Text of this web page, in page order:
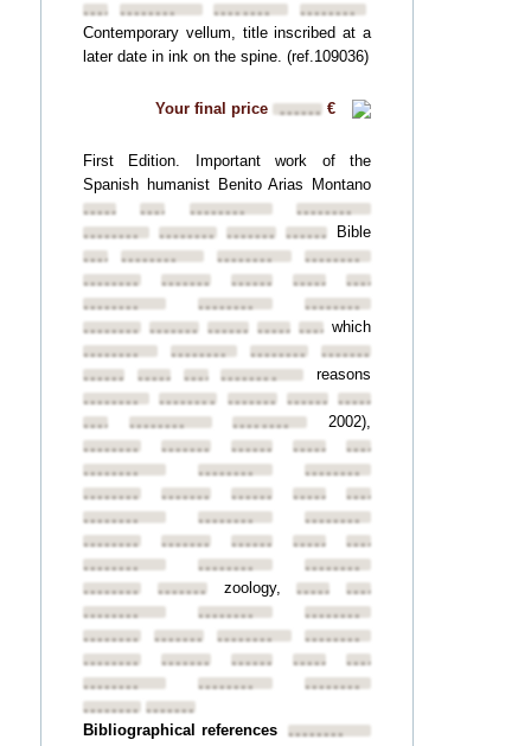
•••••••••••••••• ••••••••
••••••••
Contemporary vellum, title inscribed at a
later date in ink on the spine. (ref.109036)
Your final price •••••• €
First Edition. Important work of the
Spanish humanist Benito Arias Montano
••••••••••••••••••••••••
••••••••
••••••••
•••••••• •••••••• ••••••••Bible
•••••••••••••••• ••••••••
••••••••
••••••••
•••••••• •••••••• ••••••••••••••••
••••••••
••••••••
••••••••
•••••••• •••••••• ••••••••••••••••••••••••
which
••••••••
•••••••• ••••••••
••••••••
••••••••••••••••••••••••••••••••
reasons
••••••••
•••••••• •••••••• ••••••••••••••••
•••••••••••••••• ••••••••
2002),
••••••••
•••••••• •••••••• ••••••••••••••••
••••••••
••••••••
••••••••
••••••••
•••••••• •••••••• ••••••••••••••••
••••••••
••••••••
••••••••
••••••••
•••••••• •••••••• ••••••••••••••••
••••••••
••••••••
••••••••
••••••••
•••••••• zoology,••••••••••••••••
••••••••
••••••••
••••••••
••••••••
•••••••• ••••••••
••••••••
••••••••
•••••••• •••••••• ••••••••••••••••
••••••••
••••••••
••••••••
•••••••• ••••••••
Bibliographical references ••••••••